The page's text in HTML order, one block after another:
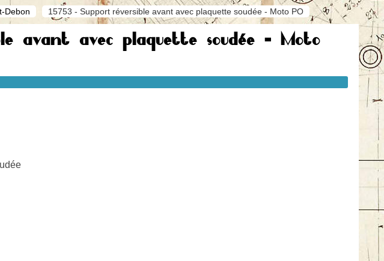
Debon 15753 - Support réversible avant avec plaquette soudée - Moto PO
avant avec plaquette soudée - Moto